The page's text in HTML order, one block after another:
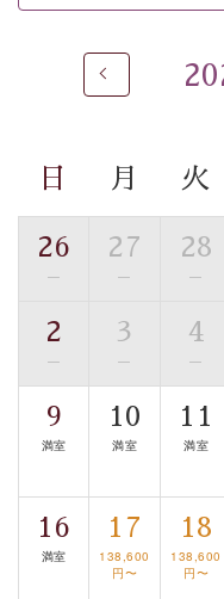
いう昔の暦による料理
・朝食はこだわりの
【温泉】
の効果が高い、極め
るご入浴をお愉しみく
温泉の成分に合わせ
す。
※男性大浴場までのご
ご了承のほどお願いい
■貸切温泉風呂 （40分
眺望はございません
む貸切温泉風呂です
トな空間をお愉しみく
日 月 火
26
—
27
—
28
—
2
—
3
—
4
—
9
満室
10
満室
11
満室
16
満室
17
138,600
円〜
18
138,600
円〜